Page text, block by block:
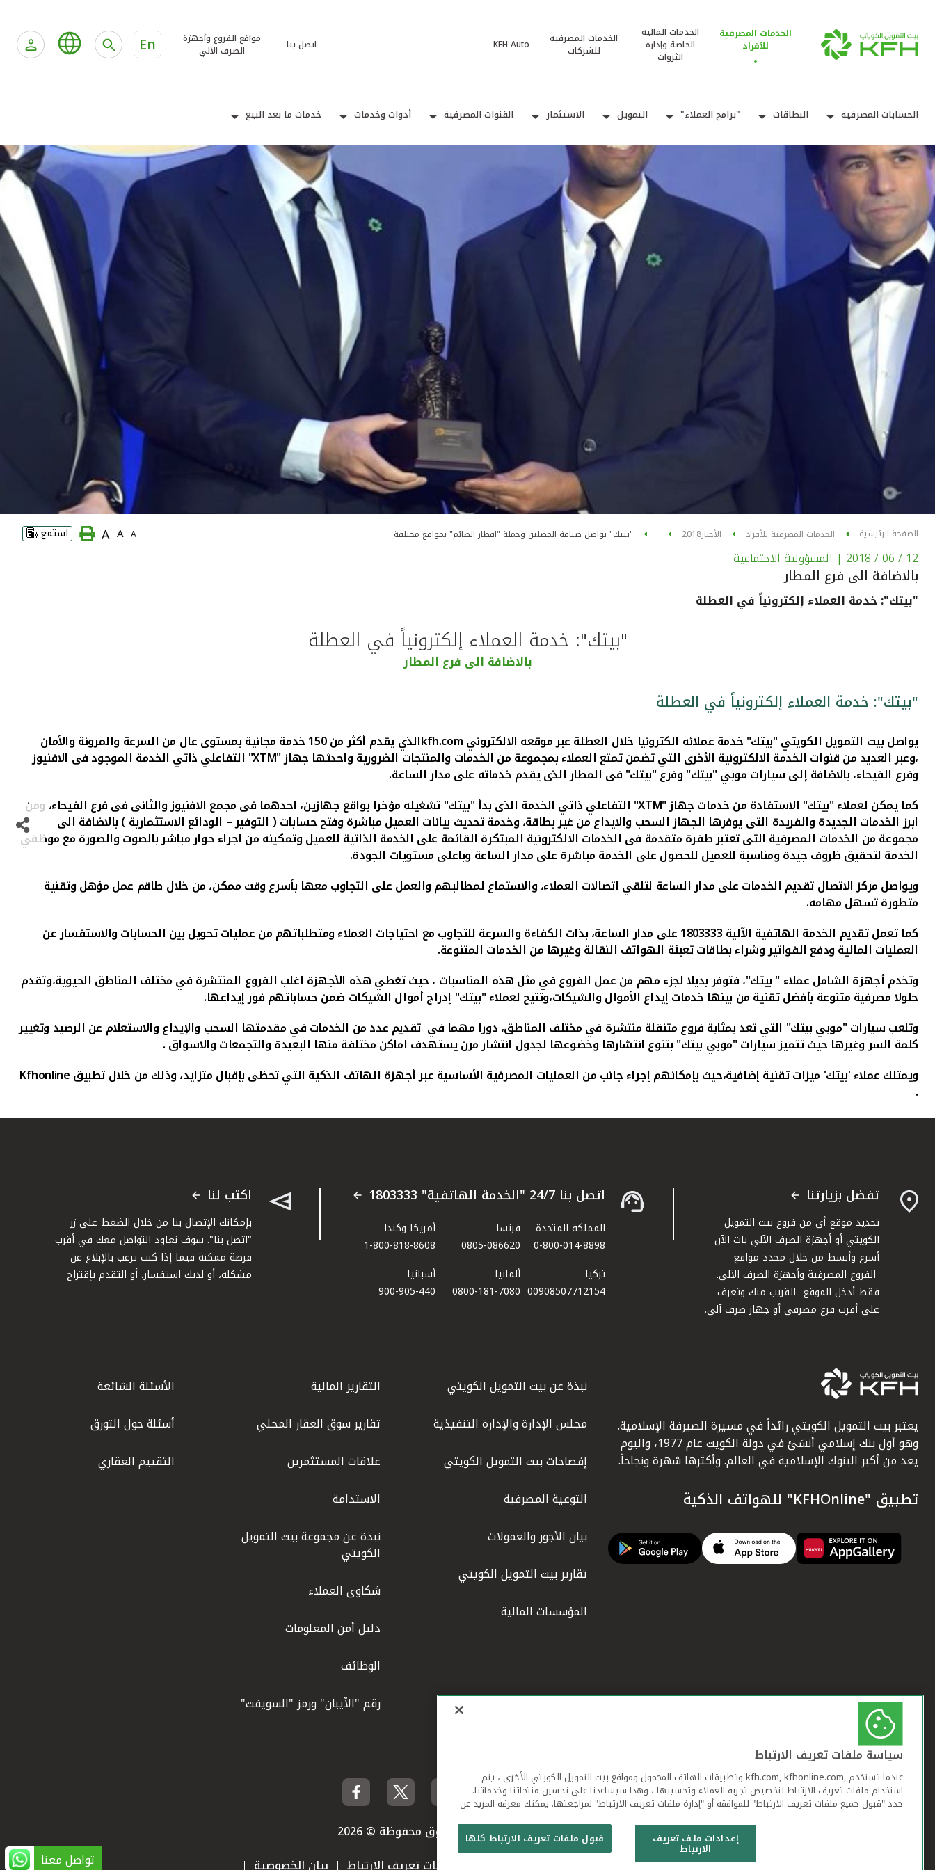
الخدمات المصرفية
للأفراد
الخدمات المالية
الخاصة وإدارة
الثروات
الخدمات المصرفية
للشركات
KFH Auto اتصل بنا
مواقع الفروع وأجهزة
الصرف الآلي
En
الحسابات المصرفية البطاقات "برامج العملاء" التمويل الاستثمار القنوات المصرفية أدوات وخدمات خدمات ما بعد البيع
تواصل معنا
الصفحة الرئيسية الخدمات المصرفية للأفراد الأخبار2018 "بيتك" يواصل ضيافة المصلين وحملة "افطار الصائم" بمواقع مختلفة A
A
A استمع
12 / 06 / 2018 | المسؤولية الاجتماعية
بالاضافة الى فرع المطار
"بيتك": خدمة العملاء إلكترونياً في العطلة
"بيتك": خدمة العملاء إلكترونياً في العطلة
بالاضافة الى فرع المطار
"بيتك": خدمة العملاء إلكترونياً في العطلة
يواصل بيت التمويل الكويتي "بيتك"خدمة عملائه الكترونيا خلال العطلة عبر موقعه الالكترونيkfh.com الذي يقدم أكثر من 150 خدمة مجانية بمستوى عال من السرعة والمرونة والأمان
،وعبر العديد من قنوات الخدمة الالكترونية الأخرى التي تضمن تمتع العملاء بمجموعة من الخدمات والمنتجات الضرورية واحدثها جهاز "XTM
" التفاعلي ذاتي الخدمة الموجود فى الافنيوز
وفرع الفيحاء، بالاضافة إلى سيارات موبي "بيتك" وفرع "بيتك" فى المطار الذى يقدم خدماته على مدار الساعة.
كما يمكن لعملاء "بيتك" الاستفادة من خدماتجهاز "XTM
" التفاعلي ذاتي الخدمة الذى بدأ "بيتك" تشغيله مؤخرا بواقع جهازين، احدهما فى مجمع الافنيوز والثانى فى فرع الفيحاء، ومن
ابرز الخدمات الجديدة والفريدة التى يوفرها الجهاز السحب والايداع من غير بطاقة، وخدمة تحديث بيانات العميل مباشرة وفتح حسابات ( التوفير – الودائع الاستثمارية ) بالاضافة الى
مجموعة من الخدمات المصرفية التى تعتبر طفرة متقدمة فى الخدمات الالكترونية المبتكرة القائمة على الخدمة الذاتية للعميل وتمكينه من اجراء حوار مباشر بالصوت والصورة مع موظفي
الخدمة لتحقيق ظروف جيدة ومناسبة للعميل للحصول على الخدمة مباشرة على مدار الساعة وباعلى مستويات الجودة.
ويواصل مركز الاتصال تقديم الخدمات على مدار الساعة لتلقي اتصالات العملاء، والاستماع لمطالبهم والعمل على التجاوب معها بأسرع وقت ممكن، من خلال طاقم عمل مؤهل وتقنية
متطورة تسهل مهامه.
كما تعمل تقديم الخدمة الهاتفية الآلية 1803333 على مدار الساعة، بذات الكفاءة والسرعة للتجاوب مع احتياجات العملاء ومتطلباتهم من عمليات تحويل بين الحسابات والاستفسار عن
العمليات المالية ودفع الفواتير وشراء بطاقات تعبئة الهواتف النقالة وغيرها من الخدمات المتنوعة.
وتخدم أجهزة الشامل عملاء " بيتك"، فتوفر بديلا لجزء مهم من عمل الفروع في مثل هذه المناسبات ، حيث تغطي هذه الأجهزة اغلب الفروع المنتشرة في مختلف المناطق الحيوية،وتقدم
حلولا مصرفية متنوعة بأفضل تقنية من بينها خدمات إيداع الأموال والشيكات،وتتيح لعملاء "بيتك" إدراج أموال الشيكات ضمن حساباتهم فور إيداعها.
وتلعب سيارات "موبي بيتك" التي تعد بمثابة فروع متنقلة منتشرة في مختلف المناطق، دورا مهما في تقديم عدد من الخدمات في مقدمتها السحب والإيداع والاستعلام عن الرصيد وتغيير
كلمة السر وغيرها حيث تتميز سيارات "موبي بيتك" بتنوع انتشارها وخضوعها لجدول انتشار مرن يستهدف اماكن مختلفة منها البعيدة والتجمعات والاسواق.
ويمتلك عملاء 'بيتك' ميزات تقنية إضافية،حيث بإمكانهم إجراء جانب من العمليات المصرفية الأساسية عبر أجهزة الهاتف الذكية التي تحظى بإقبال متزايد، وذلك من خلال تطبيقKfhonline
.
تفضل بزيارتنا
تحديد موقع أي من فروع بيت التمويل
الكويتي أو أجهزة الصرف الآلي بات الآن
أسرع وأبسط من خلال محدد مواقع
الفروع المصرفية وأجهزة الصرف الآلي.
فقط أدخل الموقع القريب منك وتعرف
على أقرب فرع مصرفي أو جهاز صرف آلي.
اتصل بنا 24/7 "الخدمة الهاتفية" 1803333
المملكة المتحدة
0-800-014-8898
فرنسا
0805-086620
أمريكا وكندا
1-800-818-8608
تركيا
00908507712154​
ألمانيا
0800-181-7080
أسبانيا
900-905-440
اكتب لنا
بإمكانك الإتصال بنا من خلال الضغط على زر
"اتصل بنا". سوف نعاود التواصل معك في أقرب
فرصة ممكنة فيما إذا كنت ترغب بالإبلاغ عن
مشكلة، أو لديك استفسار، أو التقدم بإقتراح
يعتبر بيت التمويل الكويتي رائداً في مسيرة الصيرفة الإسلامية.
وهو أول بنك إسلامي أنشئ في دولة الكويت عام 1977، واليوم
يعد من أكبر البنوك الإسلامية في العالم. وأكثرها شهرة ونجاحاً.
تطبيق "KFHOnline" للهواتف الذكية
نبذة عن بيت التمويل الكويتي
مجلس الإدارة والإدارة التنفيذية
إفصاحات بيت التمويل الكويتي
التوعية المصرفية
بيان الأجور والعمولات
تقارير بيت التمويل الكويتي
المؤسسات المالية
التقارير المالية
تقارير سوق العقار المحلي
علاقات المستثمرين
الاستدامة
نبذة عن مجموعة بيت التمويل
الكويتي
شكاوى العملاء
دليل أمن المعلومات
الوظائف
رقم "الآيبان" ورمز "السويفت"
الأسئلة الشائعة
أسئلة حول التورق
التقييم العقاري
بيت التمويل الكويتي جميع الحقوق محفوظة © 2026
شروط وأحكام استخدام الموقع الإلكتروني
ملفات تعريف الارتباط بيان الخصوصية
سياسة ملفات تعريف الارتباط
عندما تستخدم ,kfh.com, kfhonline.com وتطبيقات الهاتف المحمول ومواقع بيت التمويل الكويتي الأخرى ، يتم
استخدام ملفات تعريف الارتباط لتخصيص تجربة العملاء وتحسينها ، وهذا سيساعدنا على تحسين منتجاتنا وخدماتنا.
حدد "قبول جميع ملفات تعريف الارتباط" للموافقة أو "إدارة ملفات تعريف الارتباط" لمراجعتها. يمكنك معرفة المزيد عن
قبول ملفات تعريف الارتباط كلها
إعدادات ملف تعريف
الارتباط